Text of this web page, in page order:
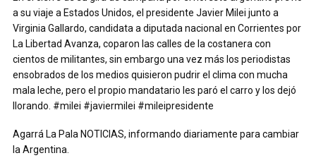
a su viaje a Estados Unidos, el presidente Javier Milei junto a
Virginia Gallardo, candidata a diputada nacional en Corrientes por
La Libertad Avanza, coparon las calles de la costanera con
cientos de militantes, sin embargo una vez más los periodistas
ensobrados de los medios quisieron pudrir el clima con mucha
mala leche, pero el propio mandatario les paró el carro y los dejó
llorando. #milei #javiermilei #mileipresidente
Agarrá La Pala NOTICIAS, informando diariamente para cambiar
la Argentina.